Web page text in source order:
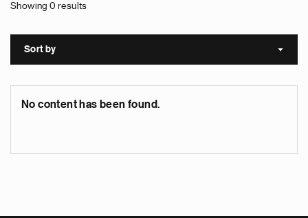
Showing 0 results
Sort by Sort
No content has been found.